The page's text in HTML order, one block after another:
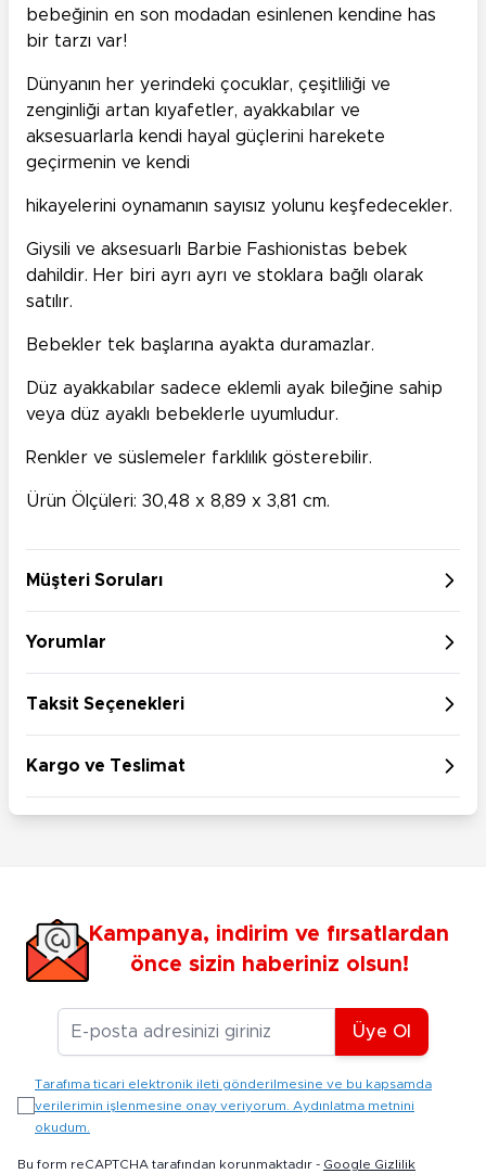
bebeğinin en son modadan esinlenen kendine has
bir tarzı var!
Dünyanın her yerindeki çocuklar, çeşitliliği ve
zenginliği artan kıyafetler, ayakkabılar ve
aksesuarlarla kendi hayal güçlerini harekete
geçirmenin ve kendi
hikayelerini oynamanın sayısız yolunu keşfedecekler.
Giysili ve aksesuarlı Barbie Fashionistas bebek
dahildir. Her biri ayrı ayrı ve stoklara bağlı olarak
satılır.
Bebekler tek başlarına ayakta duramazlar.
Düz ayakkabılar sadece eklemli ayak bileğine sahip
veya düz ayaklı bebeklerle uyumludur.
Renkler ve süslemeler farklılık gösterebilir.
Ürün Ölçüleri: 30,48 x 8,89 x 3,81 cm.
Müşteri Soruları
Yorumlar
Taksit Seçenekleri
Kargo ve Teslimat
Kampanya, indirim ve fırsatlardan
önce sizin haberiniz olsun!
E-posta Adresiniz
Üye Ol
Tarafıma ticari elektronik ileti gönderilmesine ve bu kapsamda
verilerimin işlenmesine onay veriyorum. Aydınlatma metnini
okudum.
Bu form reCAPTCHA tarafından korunmaktadır - Google Gizlilik